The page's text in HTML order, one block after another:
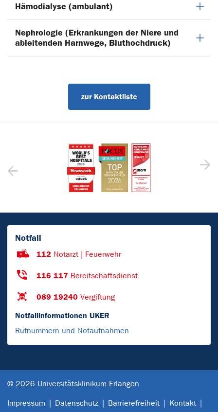
Hämodialyse (ambulant)
Nephrologie (Erkrankungen der Niere und
ableitenden Harnwege, Bluthochdruck)
zur Kontaktliste
Notfall
112 Notarzt | Feuerwehr
116 117 Bereitschaftsdienst
089 19240 Vergiftung
Notfallinformationen UKER
Rufnummern und Notaufnahmen
© 2026 Universitätsklinikum Erlangen
Impressum Datenschutz Barrierefreiheit
Kontakt